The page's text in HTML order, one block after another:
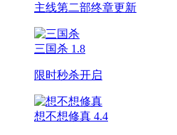
主线第二部终章更新
三国杀 1.8
限时秒杀开启
想不想修真 4.4